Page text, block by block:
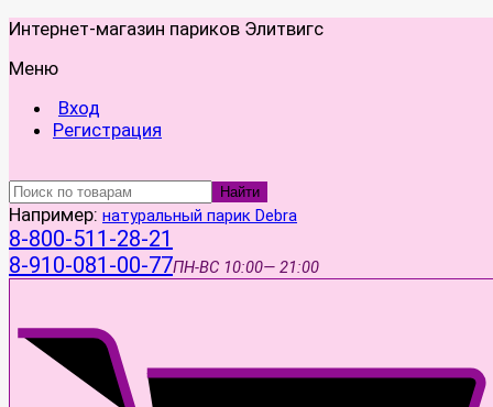
Интернет-магазин париков Элитвигс
Меню
Вход
Регистрация
Найти
Например: натуральный парик Debra
8-800-511-28-21
8-910-081-00-77ПН-ВС 10:00— 21:00